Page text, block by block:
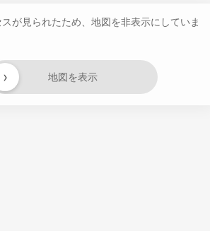
が見られたため、地図を非表示にしていま
地図を表示
›